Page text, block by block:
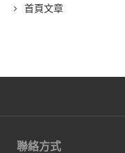
首頁文章
聯絡方式